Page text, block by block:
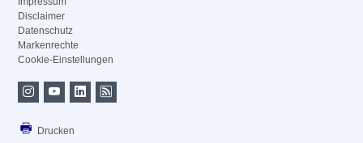
Disclaimer
Datenschutz
Markenrechte
Cookie-Einstellungen
Drucken